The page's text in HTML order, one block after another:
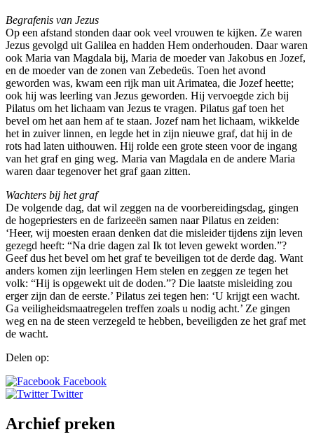
Begrafenis van Jezus
Op een afstand stonden daar ook veel vrouwen te kijken. Ze waren
Jezus gevolgd uit Galilea en hadden Hem onderhouden. Daar waren
ook Maria van Magdala bij, Maria de moeder van Jakobus en Jozef,
en de moeder van de zonen van Zebedeüs. Toen het avond
geworden was, kwam een rijk man uit Arimatea, die Jozef heette;
ook hij was leerling van Jezus geworden. Hij vervoegde zich bij
Pilatus om het lichaam van Jezus te vragen. Pilatus gaf toen het
bevel om het aan hem af te staan. Jozef nam het lichaam, wikkelde
het in zuiver linnen, en legde het in zijn nieuwe graf, dat hij in de
rots had laten uithouwen. Hij rolde een grote steen voor de ingang
van het graf en ging weg. Maria van Magdala en de andere Maria
waren daar tegenover het graf gaan zitten.
Wachters bij het graf
De volgende dag, dat wil zeggen na de voorbereidingsdag, gingen
de hogepriesters en de farizeeën samen naar Pilatus en zeiden:
‘Heer, wij moesten eraan denken dat die misleider tijdens zijn leven
gezegd heeft: “Na drie dagen zal Ik tot leven gewekt worden.”?
Geef dus het bevel om het graf te beveiligen tot de derde dag. Want
anders komen zijn leerlingen Hem stelen en zeggen ze tegen het
volk: “Hij is opgewekt uit de doden.”? Die laatste misleiding zou
erger zijn dan de eerste.’ Pilatus zei tegen hen: ‘U krijgt een wacht.
Ga veiligheidsmaatregelen treffen zoals u nodig acht.’ Ze gingen
weg en na de steen verzegeld te hebben, beveiligden ze het graf met
de wacht.
Delen op:
Facebook
Twitter
Archief preken